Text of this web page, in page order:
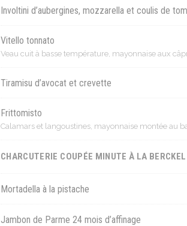
Involtini d’aubergines, mozzarella et coulis de
Vitello tonnato
Veau cuit à basse température, mayonnaise aux
Tiramisu d’avocat et crevette
Frittomisto
Calamars et langoustines, mayonnaise montée au
CHARCUTERIE COUPÉE MINUTE À LA BERCKEL
Mortadella à la pistache
Jambon de Parme 24 mois d’affinage